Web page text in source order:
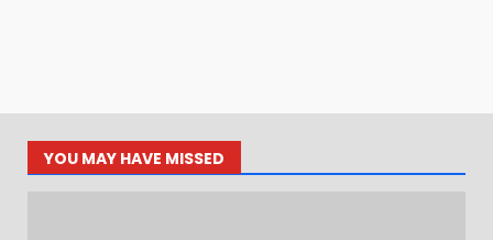
YOU MAY HAVE MISSED